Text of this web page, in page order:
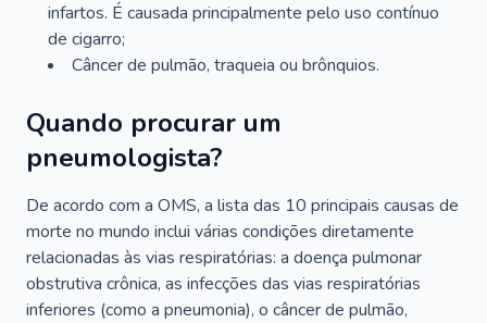
infartos. É causada principalmente pelo uso contínuo
de cigarro;
Câncer de pulmão, traqueia ou brônquios.
Quando procurar um
pneumologista?
De acordo com a OMS, a lista das 10 principais causas de
morte no mundo inclui várias condições diretamente
relacionadas às vias respiratórias: a doença pulmonar
obstrutiva crônica, as infecções das vias respiratórias
inferiores (como a pneumonia), o câncer de pulmão,